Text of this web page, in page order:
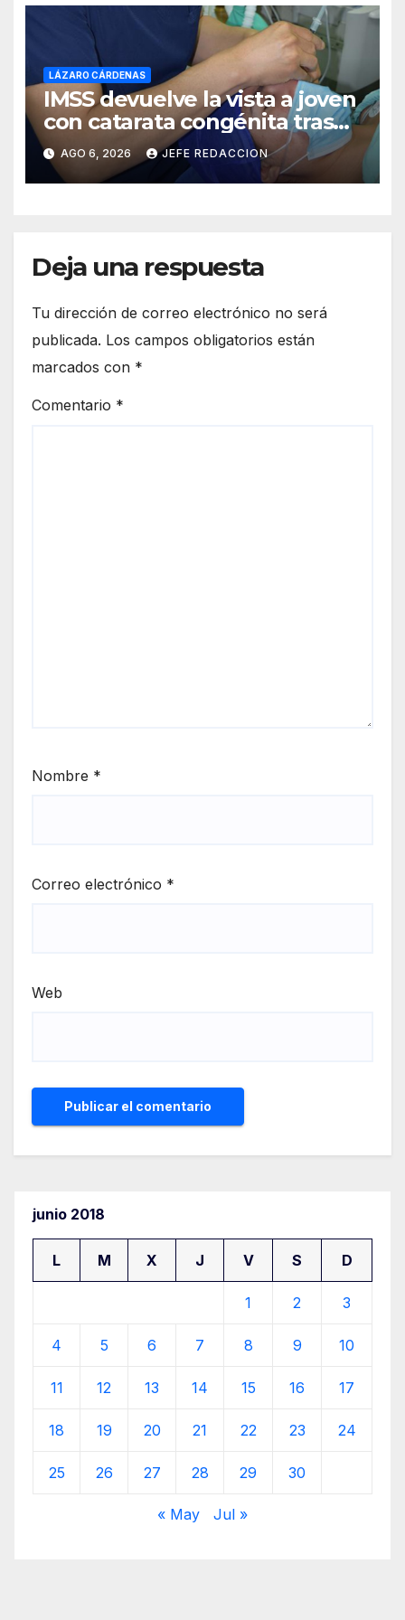
LÁZARO CÁRDENAS
IMSS devuelve la vista a joven
con catarata congénita tras
23 años de limitación visual
AGO 6, 2026 JEFE REDACCION
Deja una respuesta
Tu dirección de correo electrónico no será
publicada. Los campos obligatorios están
marcados con *
Comentario *
Nombre *
Correo electrónico *
Web
junio 2018
L M X J V S D
1 2 3
4 5 6 7 8 9 10
11 12 13 14 15 16 17
18 19 20 21 22 23 24
25 26 27 28 29 30
« May Jul »